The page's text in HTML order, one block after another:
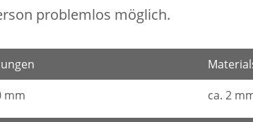
problemlos möglich.
mm ca. 2